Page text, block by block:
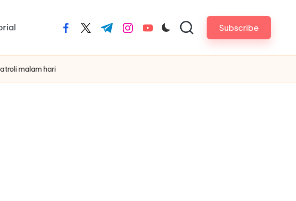
facebook.com
twitter.com
t.me instagram.com
youtube.com Subscribe
malam hari